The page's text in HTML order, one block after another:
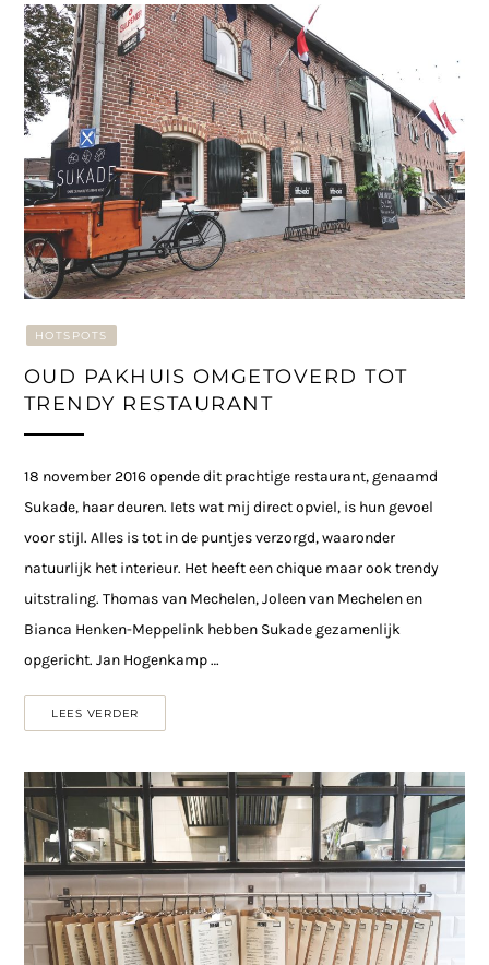
HOTSPOTS
OUD PAKHUIS OMGETOVERD TOT
TRENDY RESTAURANT
18 november 2016 opende dit prachtige restaurant, genaamd
Sukade, haar deuren. Iets wat mij direct opviel, is hun gevoel
voor stijl. Alles is tot in de puntjes verzorgd, waaronder
natuurlijk het interieur. Het heeft een chique maar ook trendy
uitstraling. Thomas van Mechelen, Joleen van Mechelen en
Bianca Henken-Meppelink hebben Sukade gezamenlijk
opgericht. Jan Hogenkamp …
LEES VERDER